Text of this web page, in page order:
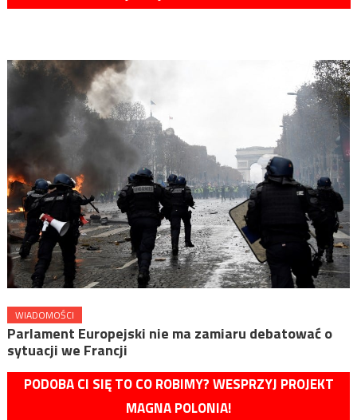
WIADOMOŚCI
Parlament Europejski nie ma zamiaru debatować o
sytuacji we Francji
PODOBA CI SIĘ TO CO ROBIMY? WESPRZYJ PROJEKT
MAGNA POLONIA!